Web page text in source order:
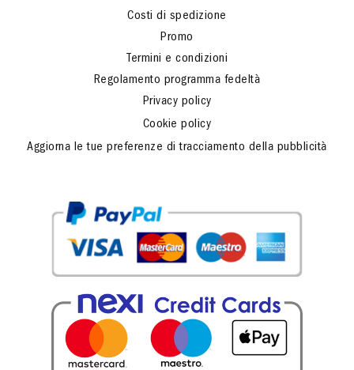
SHOP
Costi di spedizione
Promo
Termini e condizioni
Regolamento programma fedeltà
Privacy policy
Cookie policy